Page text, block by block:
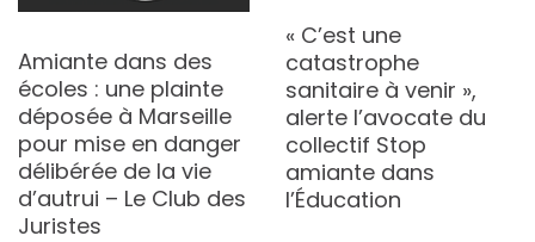
Amiante dans des
écoles : une plainte
déposée à Marseille
pour mise en danger
délibérée de la vie
d’autrui – Le Club des
Juristes
« C’est une
catastrophe
sanitaire à venir »,
alerte l’avocate du
collectif Stop
amiante dans
l’Éducation